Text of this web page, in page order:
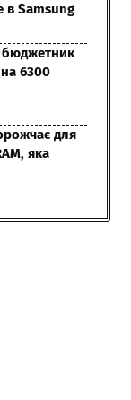
в Samsung
бюджетник
6300
для
яка